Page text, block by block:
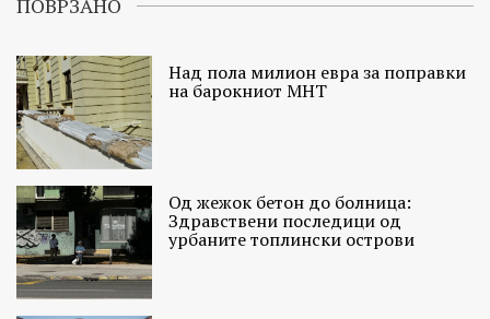
ПОВРЗАНО
Над пола милион евра за поправки
на барокниот МНТ
Од жежок бетон до болница:
Здравствени последици од
урбаните топлински острови